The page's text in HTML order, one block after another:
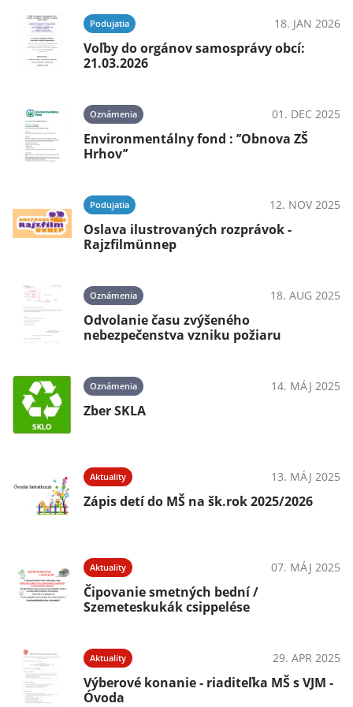
Podujatia 18. JAN 2026
Voľby do orgánov samosprávy obcí:
21.03.2026
Oznámenia 01. DEC 2025
Environmentálny fond : ’’Obnova ZŠ
Hrhov’’
Podujatia 12. NOV 2025
Oslava ilustrovaných rozprávok -
Rajzfilmünnep
Oznámenia 18. AUG 2025
Odvolanie času zvýšeného
nebezpečenstva vzniku požiaru
Oznámenia 14. MÁJ 2025
Zber SKLA
Aktuality 13. MÁJ 2025
Zápis detí do MŠ na šk.rok 2025/2026
Aktuality 07. MÁJ 2025
Čipovanie smetných bední /
Szemeteskukák csippelése
Aktuality 29. APR 2025
Výberové konanie - riaditeľka MŠ s VJM -
Óvoda